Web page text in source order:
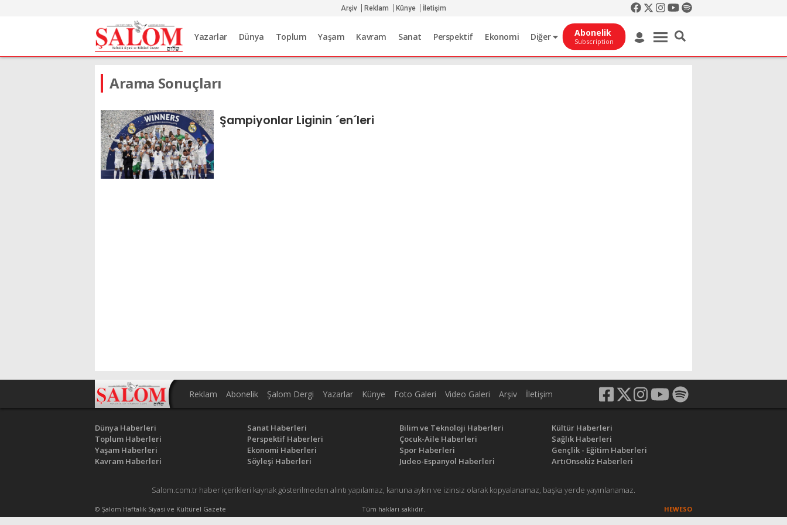
Arşiv Reklam Künye İletişim
Yazarlar Dünya Toplum Yaşam Kavram Sanat Perspektif Ekonomi Diğer Abonelik
Subscription
Arama Sonuçları
Şampiyonlar Liginin ´en´leri
Reklam Abonelik Şalom Dergi Yazarlar Künye Foto Galeri Video Galeri Arşiv İletişim
Dünya Haberleri
Toplum Haberleri
Yaşam Haberleri
Kavram Haberleri
Sanat Haberleri
Perspektif Haberleri
Ekonomi Haberleri
Söyleşi Haberleri
Bilim ve Teknoloji Haberleri
Çocuk-Aile Haberleri
Spor Haberleri
Judeo-Espanyol Haberleri
Kültür Haberleri
Sağlık Haberleri
Gençlik - Eğitim Haberleri
ArtıOnsekiz Haberleri
Salom.com.tr haber içerikleri kaynak gösterilmeden alıntı yapılamaz, kanuna aykırı ve izinsiz olarak kopyalanamaz, başka yerde yayınlanamaz.
© Şalom Haftalık Siyasi ve Kültürel Gazete Tüm hakları saklıdır. HEWESO